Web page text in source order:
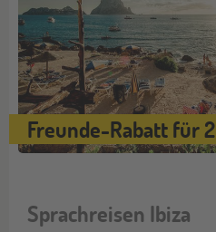
Freunde-Rabatt für 2
Sprachreisen Ibiza